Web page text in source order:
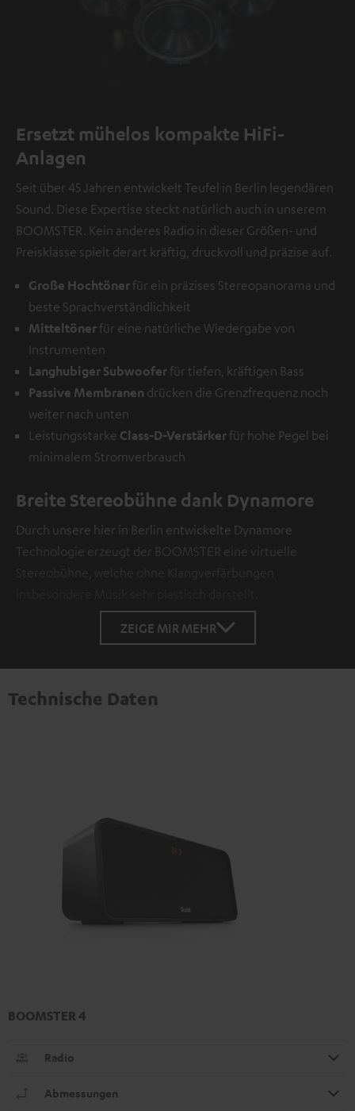
Ersetzt mühelos kompakte HiFi-
Anlagen
Seit über 45 Jahren entwickelt Teufel in Berlin legendären
Sound. Diese Expertise steckt natürlich auch in unserem
BOOMSTER. Kein anderes Radio in dieser Größen- und
Preisklasse spielt derart kräftig, druckvoll und präzise auf.
Große Hochtönerfür ein präzises Stereopanorama und
beste Sprachverständlichkeit
Mitteltönerfür eine natürliche Wiedergabe von
Instrumenten
Langhubiger Subwooferfür tiefen, kräftigen Bass
Passive Membranen drücken die Grenzfrequenz noch
weiter nach unten
Leistungsstarke Class-D-Verstärkerfür hohe Pegel bei
minimalem Stromverbrauch
Breite Stereobühne dank Dynamore
Durch unsere hier in Berlin entwickelte Dynamore
Technologie erzeugt der BOOMSTER eine virtuelle
Stereobühne, welche ohne Klangverfärbungen
ZEIGE MIR MEHR
Technische Daten
BOOMSTER 4
Radio
Abmessungen